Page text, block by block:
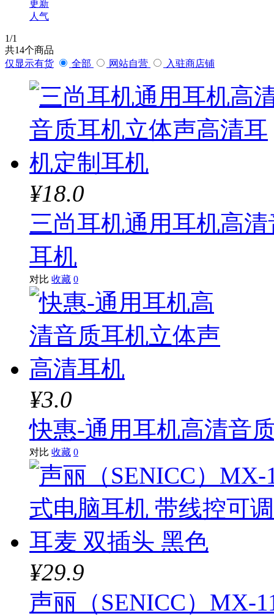
更新
人气
1/1
共14个商品
仅显示有货
全部 网站自营 入驻商店铺
¥18.0
三尚耳机通用耳机高
耳机
对比 收藏 0
¥3.0
快惠-通用耳机高清音
对比 收藏 0
¥29.9
声丽（SENICC）MX-